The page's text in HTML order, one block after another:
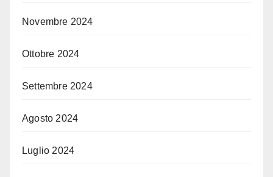
Novembre 2024
Ottobre 2024
Settembre 2024
Agosto 2024
Luglio 2024